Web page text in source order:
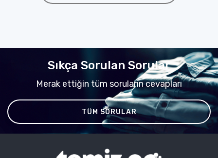
Sıkça Sorulan Sorular
Merak ettiğin tüm soruların cevapları
TÜM SORULAR